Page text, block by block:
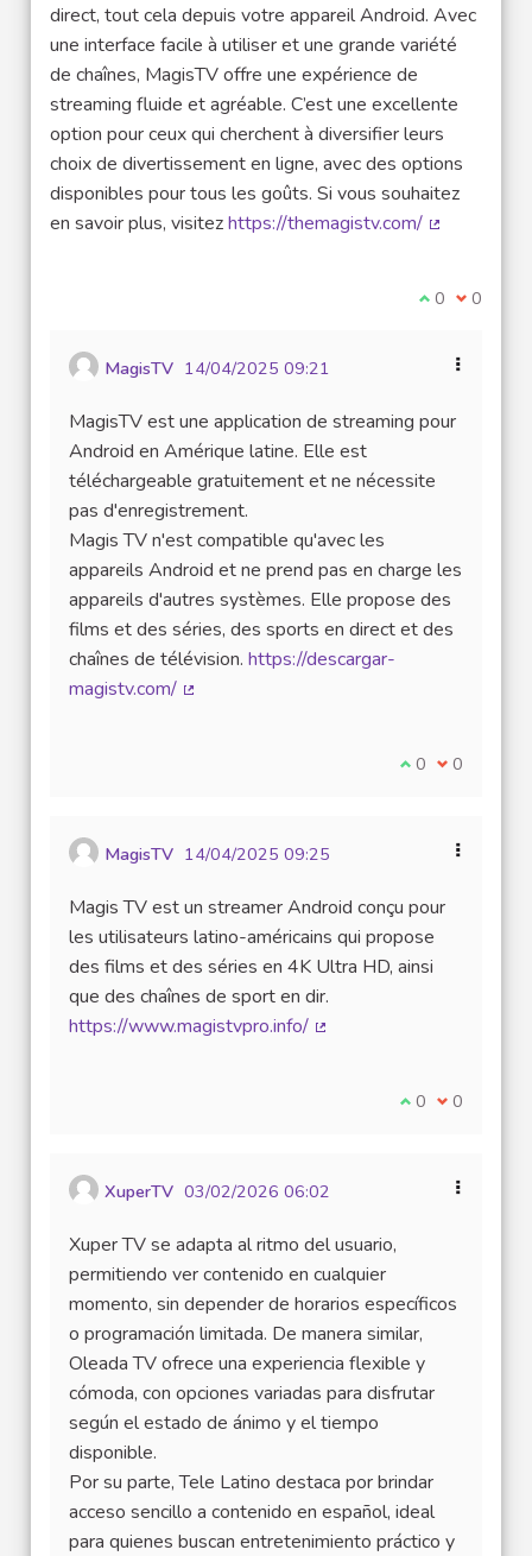
direct, tout cela depuis votre appareil Android. Avec
une interface facile à utiliser et une grande variété
de chaînes, MagisTV offre une expérience de
streaming fluide et agréable. C’est une excellente
option pour ceux qui cherchent à diversifier leurs
choix de divertissement en ligne, avec des options
disponibles pour tous les goûts. Si vous souhaitez
en savoir plus, visitezhttps://themagistv.com/
Je suis
0 Je ne
0
MagisTV 14/04/2025 09:21
MagisTV est une application de streaming pour
Android en Amérique latine. Elle est
téléchargeable gratuitement et ne nécessite
pas d'enregistrement.
Magis TV n'est compatible qu'avec les
appareils Android et ne prend pas en charge les
appareils d'autres systèmes. Elle propose des
films et des séries, des sports en direct et des
chaînes de télévision. https://descargar-
magistv.com/
Je suis d'accord
0 Je ne suis
0
MagisTV 14/04/2025 09:25
Magis TV est un streamer Android conçu pour
les utilisateurs latino-américains qui propose
des films et des séries en 4K Ultra HD, ainsi
que des chaînes de sport en dir.
https://www.magistvpro.info/
Je suis d'accord
0 Je ne suis
0
XuperTV 03/02/2026 06:02
Xuper TV se adapta al ritmo del usuario,
permitiendo ver contenido en cualquier
momento, sin depender de horarios específicos
o programación limitada. De manera similar,
Oleada TV ofrece una experiencia flexible y
cómoda, con opciones variadas para disfrutar
según el estado de ánimo y el tiempo
disponible.
Por su parte, Tele Latino destaca por brindar
acceso sencillo a contenido en español, ideal
para quienes buscan entretenimiento práctico y